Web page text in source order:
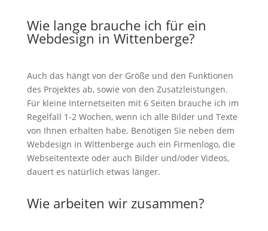
Wie lange brauche ich für ein
Webdesign in Wittenberge?
Auch das hängt von der Größe und den Funktionen
des Projektes ab, sowie von den Zusatzleistungen.
Für kleine Internetseiten mit 6 Seiten brauche ich im
Regelfall 1-2 Wochen, wenn ich alle Bilder und Texte
von Ihnen erhalten habe. Benötigen Sie neben dem
Webdesign in Wittenberge auch ein Firmenlogo, die
Webseitentexte oder auch Bilder und/oder Videos,
dauert es natürlich etwas länger.
Wie arbeiten wir zusammen?